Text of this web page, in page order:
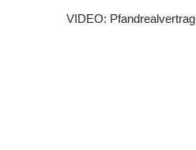
VIDEO: Pfandrealvertrag